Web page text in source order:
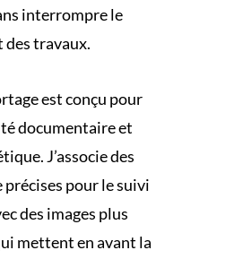
interrompre le
travaux.
est conçu pour
documentaire et
J’associe des
précises pour le suivi
des images plus
mettent en avant la